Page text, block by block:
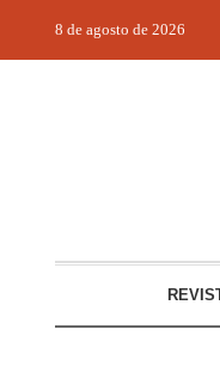
8 de agosto de 2026